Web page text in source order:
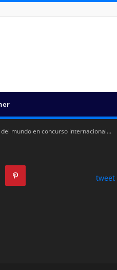
mundo en concurso internacional...
tweet